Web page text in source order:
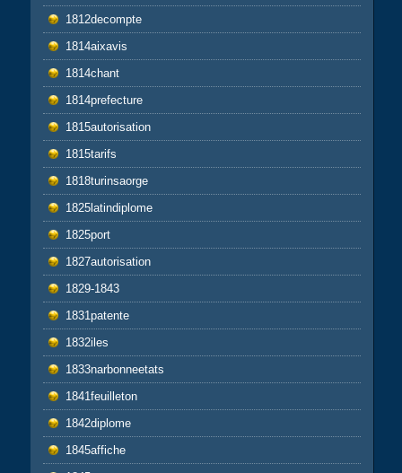
1812decompte
1814aixavis
1814chant
1814prefecture
1815autorisation
1815tarifs
1818turinsaorge
1825latindiplome
1825port
1827autorisation
1829-1843
1831patente
1832iles
1833narbonneetats
1841feuilleton
1842diplome
1845affiche